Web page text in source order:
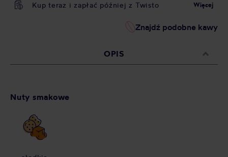
Kup teraz i zapłać później z Twisto Więcej
Znajdź podobne kawy
OPIS
Nuty smakowe